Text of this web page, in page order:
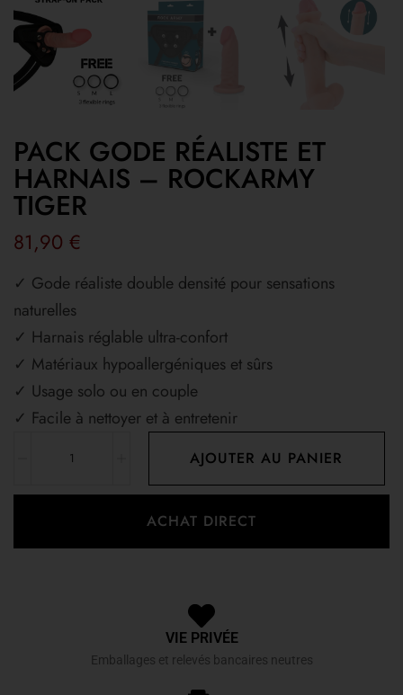
PACK GODE RÉALISTE ET
HARNAIS – ROCKARMY
TIGER
81,90 €
✓ Gode réaliste double densité pour sensations
naturelles
✓ Harnais réglable ultra-confort
✓ Matériaux hypoallergéniques et sûrs
✓ Usage solo ou en couple
✓ Facile à nettoyer et à entretenir
AJOUTER AU PANIER
ACHAT DIRECT
VIE PRIVÉE
Emballages et relevés bancaires neutres